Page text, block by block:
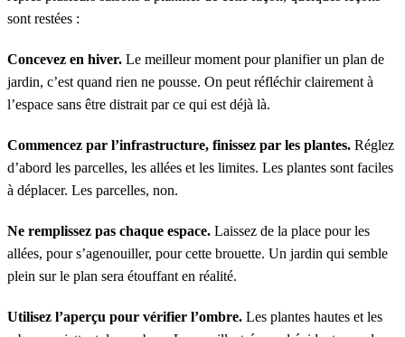
sont restées :
Concevez en hiver. Le meilleur moment pour planifier un plan de
jardin, c’est quand rien ne pousse. On peut réfléchir clairement à
l’espace sans être distrait par ce qui est déjà là.
Commencez par l’infrastructure, finissez par les plantes. Réglez
d’abord les parcelles, les allées et les limites. Les plantes sont faciles
à déplacer. Les parcelles, non.
Ne remplissez pas chaque espace. Laissez de la place pour les
allées, pour s’agenouiller, pour cette brouette. Un jardin qui semble
plein sur le plan sera étouffant en réalité.
Utilisez l’aperçu pour vérifier l’ombre. Les plantes hautes et les